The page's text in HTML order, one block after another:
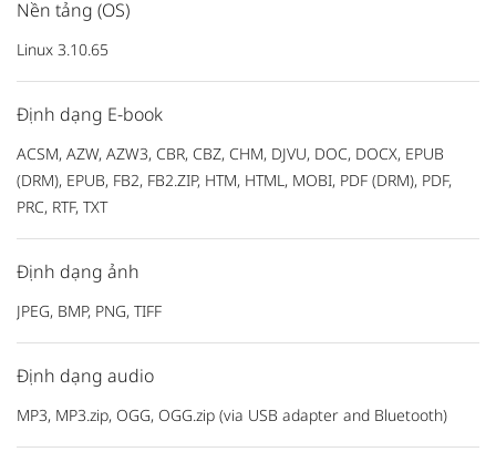
Nền tảng (OS)
Linux 3.10.65
Định dạng E-book
ACSM, AZW, AZW3, CBR, CBZ, CHM, DJVU, DOC, DOCX, EPUB
(DRM), EPUB, FB2, FB2.ZIP, HTM, HTML, MOBI, PDF (DRM), PDF,
PRC, RTF, TXT
Định dạng ảnh
JPEG, BMP, PNG, TIFF
Định dạng audio
MP3, MP3.zip, OGG, OGG.zip (via USB adapter and Bluetooth)